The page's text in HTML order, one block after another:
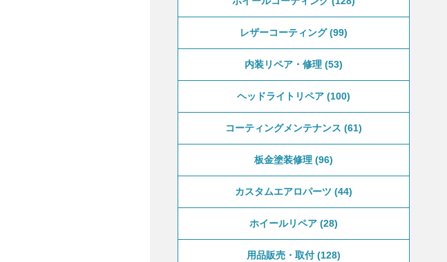
レザーコーティング 99
内装リペア・修理 53
ヘッドライトリペア 100
コーティングメンテナンス 61
板金塗装修理 96
カスタムエアロパーツ 44
ホイールリペア 28
用品販売・取付 128